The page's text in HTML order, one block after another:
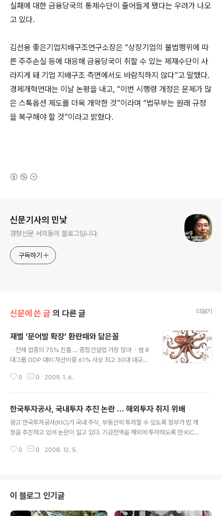
실패에 대한 금융당국의 통제수단이 줄어들게 됐다는 우려가 나오
고 있다.
김선웅 좋은기업지배구조연구소장은 “상장기업의 불법행위에 따
른 주주손실 등에 대응해 금융당국이 취할 수 있는 제재수단이 사
라지게 돼 기업 지배구조 측면에서도 바람직하지 않다”고 말했다.
경제개혁연대는 이날 논평을 내고, “이번 시행령 개정은 문제가 많
은 스톡옵션 제도를 더욱 개악한 것”이라며 “법무부는 원래 규정
을 복구해야 할 것”이라고 밝혔다.
신문기사의 민낯
경향신문 서의동의 블로그입니다.
구독하기
신문에 쓴 글 의 다른 글 더보기
재벌 ‘문어발 확장’ 환란때와 닮은꼴
ㆍ전체 업종의 75% 진출 … 종합건설업 가장 많아 ㆍ범 8
대그룹 GDP 대비 자산비중 61% 사상 최고 30대 대규모
며, 최근에는 부동산업에도 속속 진출하고 있는 것으로 나
투자 비중이 과잉·중복투자가 절정에 달했던 1996년과 맞
먹는 수준에 이른 것으로 조사됐다. 재벌의 경제력 집중과
문어발식 확장 경영이 외환위기 당시와 비슷한 수준이라는
연대가 6일 내놓은 ‘2008년 재벌의 경제력 집중과 업종
0 0 2009. 1. 6.
한국투자공사, 국내투자 추진 논란 … 해외투자 취지 위배
광고 한국투자공사(KIC)가 국내 주식, 부동산에 투자할 수 있도록 정부가 법 개
정을 추진하고 있어 논란이 일고 있다. 기금전액을 해외에 투자하도록 한 KIC의
외환보유액이 줄어들 위험성이 크기 때문이다. 기획재정부는 지난달 19일 KIC
재정부는 법개정 이유로 “위탁자산이 원칙적으로 해외에서 외화로만 운용되면
서 자산운용 전략상 제약이 따르는 데다 최근 국제금융시장 환경을 고려할 때
실효성이나 합리성이 결여..
0 0 2008. 12. 5.
이 블로그 인기글